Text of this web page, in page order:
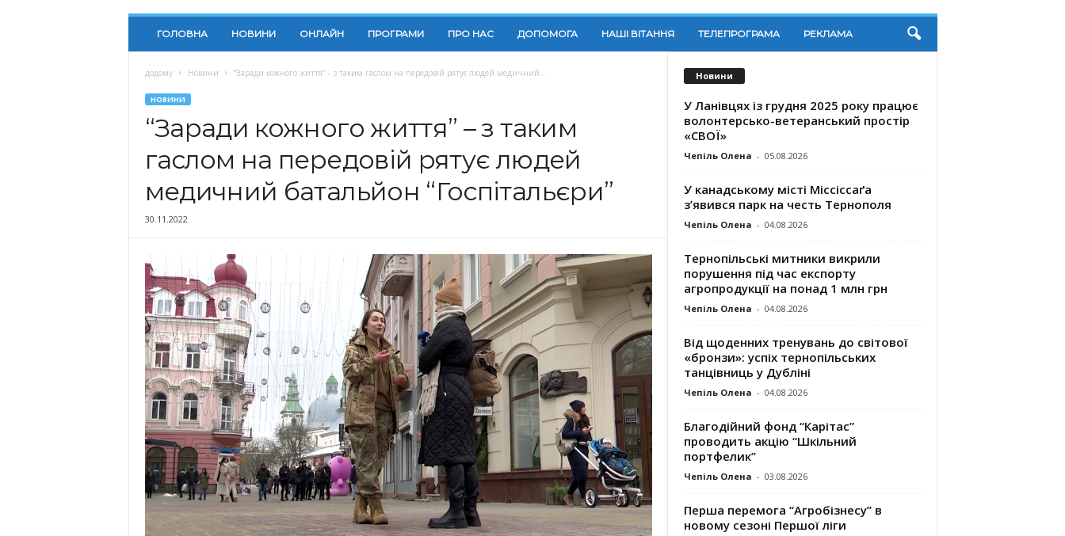
ГОЛОВНА НОВИНИ ОНЛАЙН ПРОГРАМИ ПРО НАС ДОПОМОГА НАШІ ВІТАННЯ ТЕЛЕПРОГРАМА РЕКЛАМА
додому Новини “Заради кожного життя” – з таким гаслом на передовій рятує людей медичний...
НОВИНИ
“Заради кожного життя” – з таким
гаслом на передовій рятує людей
медичний батальйон “Госпітальєри”
30.11.2022
Новини
У Ланівцях із грудня 2025 року працює
волонтерсько-ветеранський простір
«СВОЇ»
Чепіль Олена - 05.08.2026
У канадському місті Міссіссаґа
з’явився парк на честь Тернополя
Чепіль Олена - 04.08.2026
Тернопільські митники викрили
порушення під час експорту
агропродукції на понад 1 млн грн
Чепіль Олена - 04.08.2026
Від щоденних тренувань до світової
«бронзи»: успіх тернопільських
танцівниць у Дубліні
Чепіль Олена - 04.08.2026
Благодійний фонд “Карітас”
проводить акцію “Шкільний
портфелик”
Чепіль Олена - 03.08.2026
Перша перемога “Агробізнесу” в
новому сезоні Першої ліги